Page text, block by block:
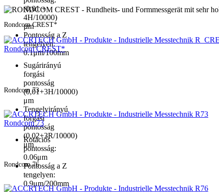
(0,01 +
4H/10000)
µm
Pontosság a Z
tengelyen:
0.1μm/100mm
Rondcom CREST*
Rondcom CREST*
Sugárirányú
forgási
pontosság
(0,01+3H/10000)
μm
Tengelyirányú
forgási
pontosság
(0,02+3R/10000)
μm
Rondcom 73
Rondcom 73
Rotációs
pontosság:
0.06μm
Pontosság a Z
tengelyen:
0.9μm/200mm
Rondcom 76